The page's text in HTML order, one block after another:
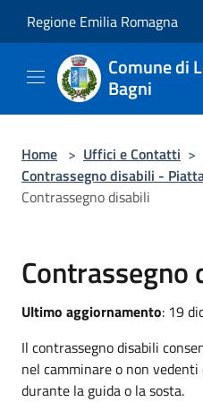
Regione Emilia Romagna
Comune di
Bagni
Home > Uffici e Contatti >
Contrassegno disabili -
Contrassegno disabili
Contrassegno
Ultimo aggiornamento: 19
Il contrassegno disabili
nel camminare o non
durante la guida o la sosta.